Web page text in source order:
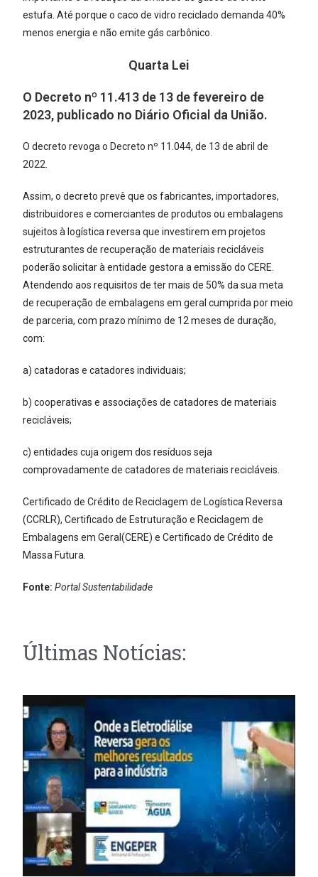
estufa. Até porque o caco de vidro reciclado demanda 40%
menos energia e não emite gás carbônico.
Quarta Lei
O Decreto nº 11.413 de 13 de fevereiro de
2023, publicado no Diário Oficial da União.
O decreto revoga o Decreto nº 11.044, de 13 de abril de
2022.
Assim, o decreto prevê que os fabricantes, importadores,
distribuidores e comerciantes de produtos ou embalagens
sujeitos à logística reversa que investirem em projetos
estruturantes de recuperação de materiais recicláveis
poderão solicitar à entidade gestora a emissão do CERE.
Atendendo aos requisitos de ter mais de 50% da sua meta
de recuperação de embalagens em geral cumprida por meio
de parceria, com prazo mínimo de 12 meses de duração,
com:
a) catadoras e catadores individuais;
b) cooperativas e associações de catadores de materiais
recicláveis;
c) entidades cuja origem dos resíduos seja
comprovadamente de catadores de materiais recicláveis.
Certificado de Crédito de Reciclagem de Logística Reversa
(CCRLR), Certificado de Estruturação e Reciclagem de
Embalagens em Geral(CERE) e Certificado de Crédito de
Massa Futura.
Fonte: Portal Sustentabilidade
Últimas Notícias: